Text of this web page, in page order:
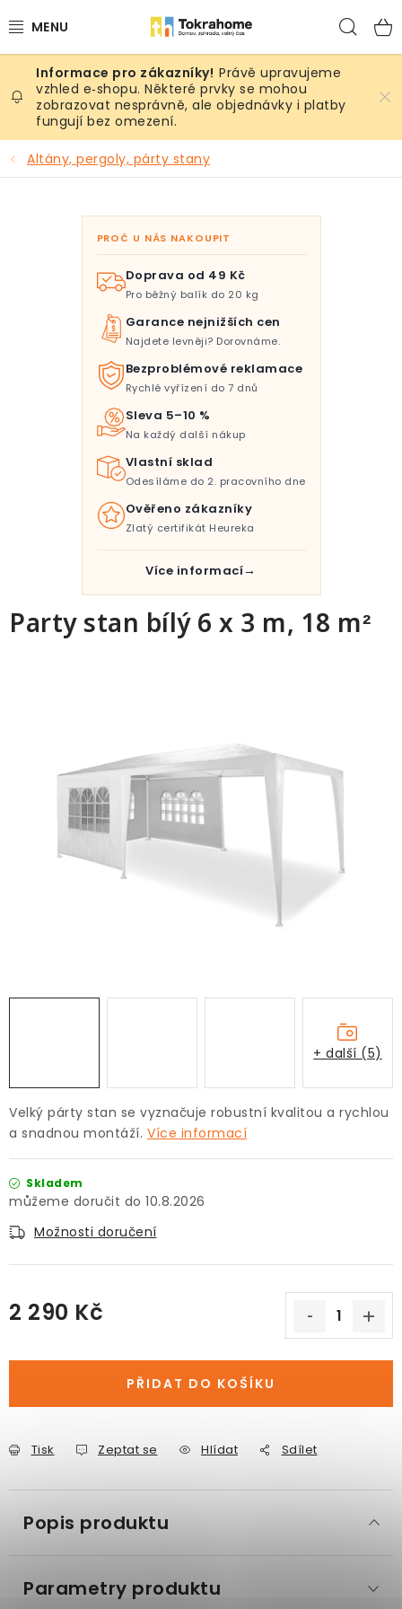
na
Výrobky
Místnosti
Venkovní prostory
Sezóna & Volný čas
Právě upravujeme
vzhled e‑shopu. Některé prvky se mohou
zobrazovat nesprávně, ale objednávky i platby
fungují bez omezení.
Altány, pergoly, párty stany
Velký párty stan se vyznačuje robustní kvalitou a rychlou
a snadnou montáží. Více informací
Skladem
10.8.2026
Možnosti doručení
2 290 Kč
PŘIDAT DO KOŠÍKU
Tisk Zeptat se Hlídat Sdílet
Party stan bílý 6 x 3 m, 18 m²
+ další (5)
PROČ U NÁS NAKOUPIT
Doprava od 49 Kč
Pro běžný balík do 20 kg
Garance nejnižších cen
Najdete levněji? Dorovnáme.
Bezproblémové reklamace
Rychlé vyřízení do 7 dnů
Sleva 5–10 %
Na každý další nákup
Vlastní sklad
Odesíláme do 2. pracovního dne
Ověřeno zákazníky
Zlatý certifikát Heureka
Více informací
Popis produktu
Parametry produktu